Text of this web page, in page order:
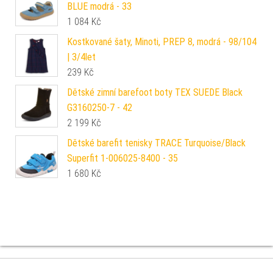
BLUE modrá - 33
1 084 Kč
Kostkované šaty, Minoti, PREP 8, modrá - 98/104
| 3/4let
239 Kč
Dětské zimní barefoot boty TEX SUEDE Black
G3160250-7 - 42
2 199 Kč
Dětské barefit tenisky TRACE Turquoise/Black
Superfit 1-006025-8400 - 35
1 680 Kč